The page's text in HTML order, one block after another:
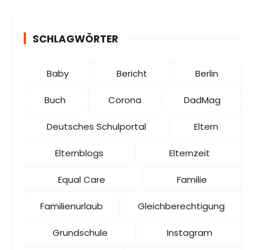
SCHLAGWÖRTER
Baby Bericht Berlin
Buch Corona DadMag
Deutsches Schulportal Eltern
Elternblogs Elternzeit
Equal Care Familie
Familienurlaub Gleichberechtigung
Grundschule Instagram